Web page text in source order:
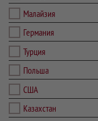
Малайзия
Германия
Турция
Польша
США
Казахстан